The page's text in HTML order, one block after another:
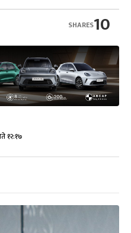
10
SHARES
१२:१७